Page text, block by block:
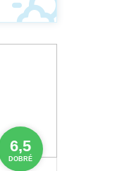
6,5
DOBRÉ